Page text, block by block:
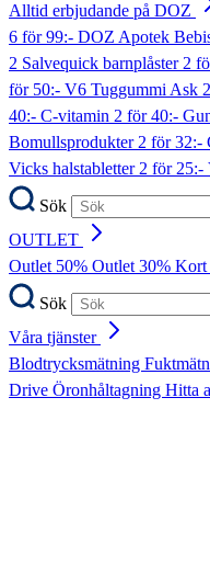
Alltid erbjudande på DOZ
6 för 99:- DOZ Apotek
2 Salvequick barnplåster2
för 50:- V6 Tuggummi Ask
40:- C-vitamin 2 för 40:-
Bomullsprodukter2 för 32:-
Vicks halstabletter2 för 25:-
Sök
OUTLET
Outlet 50% Outlet 30% Kort
Sök
Våra tjänster
Blodtrycksmätning
Drive Öronhåltagning Hitta